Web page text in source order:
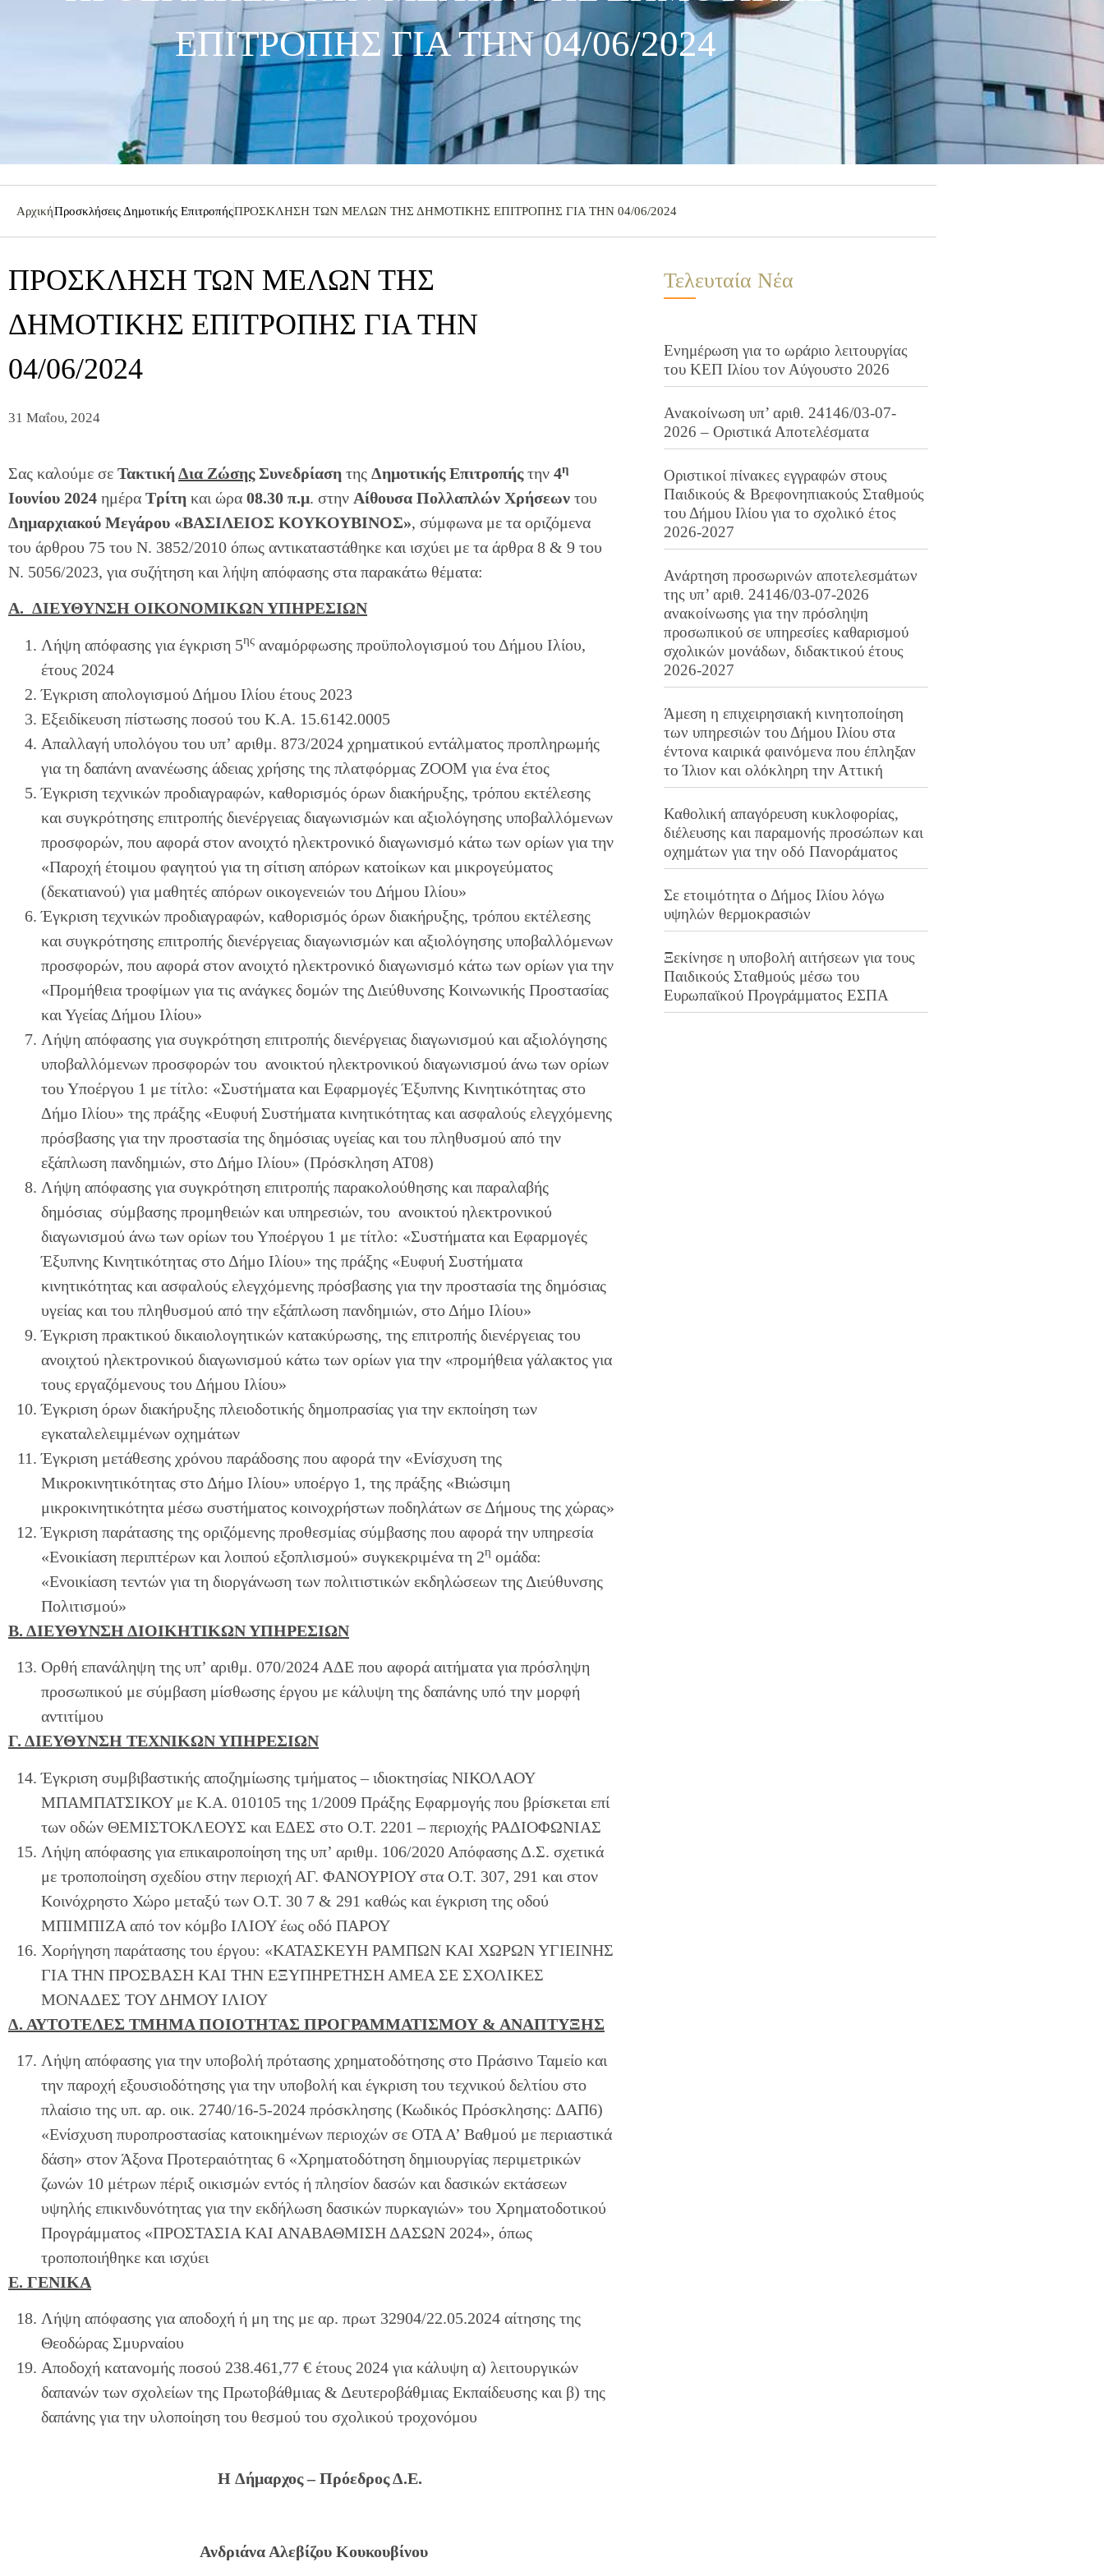
ΕΠΙΤΡΟΠΗΣ ΓΙΑ ΤΗΝ 04/06/2024
ΑρχικήΠροσκλήσεις Δημοτικής ΕπιτροπήςΠΡΟΣΚΛΗΣΗ ΤΩΝ ΜΕΛΩΝ ΤΗΣ ΔΗΜΟΤΙΚΗΣ ΕΠΙΤΡΟΠΗΣ ΓΙΑ ΤΗΝ 04/06/2024
ΠΡΟΣΚΛΗΣΗ ΤΩΝ ΜΕΛΩΝ ΤΗΣ
ΔΗΜΟΤΙΚΗΣ ΕΠΙΤΡΟΠΗΣ ΓΙΑ ΤΗΝ
04/06/2024
31 Μαΐου, 2024
Σας καλούμε σε ΤακτικήΔια ΖώσηςΣυνεδρίαση της Δημοτικής Επιτροπήςτην 4η
Ιουνίου 2024 ημέρα Τρίτη και ώρα 08.30 π.μ. στην Αίθουσα Πολλαπλών Χρήσεων του
Δημαρχιακού Μεγάρου «ΒΑΣΙΛΕΙΟΣ ΚΟΥΚΟΥΒΙΝΟΣ», σύμφωνα με τα οριζόμενα
του άρθρου 75 του Ν. 3852/2010 όπως αντικαταστάθηκε και ισχύει με τα άρθρα 8 & 9 του
Ν. 5056/2023, για συζήτηση και λήψη απόφασης στα παρακάτω θέματα:
Α. ΔΙΕΥΘΥΝΣΗ ΟΙΚΟΝΟΜΙΚΩΝ ΥΠΗΡΕΣΙΩΝ
Λήψη απόφασης για έγκριση 5ης αναμόρφωσης προϋπολογισμού του Δήμου Ιλίου,
έτους 2024
Έγκριση απολογισμού Δήμου Ιλίου έτους 2023
Εξειδίκευση πίστωσης ποσού του Κ.Α. 15.6142.0005
Απαλλαγή υπολόγου του υπ’ αριθμ. 873/2024 χρηματικού εντάλματος προπληρωμής
για τη δαπάνη ανανέωσης άδειας χρήσης της πλατφόρμας ΖΟΟΜ για ένα έτος
Έγκριση τεχνικών προδιαγραφών, καθορισμός όρων διακήρυξης, τρόπου εκτέλεσης
και συγκρότησης επιτροπής διενέργειας διαγωνισμών και αξιολόγησης υποβαλλόμενων
προσφορών, που αφορά στον ανοιχτό ηλεκτρονικό διαγωνισμό κάτω των ορίων για την
«Παροχή έτοιμου φαγητού για τη σίτιση απόρων κατοίκων και μικρογεύματος
(δεκατιανού) για μαθητές απόρων οικογενειών του Δήμου Ιλίου»
Έγκριση τεχνικών προδιαγραφών, καθορισμός όρων διακήρυξης, τρόπου εκτέλεσης
και συγκρότησης επιτροπής διενέργειας διαγωνισμών και αξιολόγησης υποβαλλόμενων
προσφορών, που αφορά στον ανοιχτό ηλεκτρονικό διαγωνισμό κάτω των ορίων για την
«Προμήθεια τροφίμων για τις ανάγκες δομών της Διεύθυνσης Κοινωνικής Προστασίας
και Υγείας Δήμου Ιλίου»
Λήψη απόφασης για συγκρότηση επιτροπής διενέργειας διαγωνισμού και αξιολόγησης
υποβαλλόμενων προσφορών του ανοικτού ηλεκτρονικού διαγωνισμού άνω των ορίων
του Υποέργου 1 με τίτλο: «Συστήματα και Εφαρμογές Έξυπνης Κινητικότητας στο
Δήμο Ιλίου» της πράξης «Ευφυή Συστήματα κινητικότητας και ασφαλούς ελεγχόμενης
πρόσβασης για την προστασία της δημόσιας υγείας και του πληθυσμού από την
εξάπλωση πανδημιών, στο Δήμο Ιλίου» (Πρόσκληση ΑΤ08)
Λήψη απόφασης για συγκρότηση επιτροπής παρακολούθησης και παραλαβής
δημόσιας σύμβασης προμηθειών και υπηρεσιών, του ανοικτού ηλεκτρονικού
διαγωνισμού άνω των ορίων του Υποέργου 1 με τίτλο: «Συστήματα και Εφαρμογές
Έξυπνης Κινητικότητας στο Δήμο Ιλίου» της πράξης «Ευφυή Συστήματα
κινητικότητας και ασφαλούς ελεγχόμενης πρόσβασης για την προστασία της δημόσιας
υγείας και του πληθυσμού από την εξάπλωση πανδημιών, στο Δήμο Ιλίου»
Έγκριση πρακτικού δικαιολογητικών κατακύρωσης, της επιτροπής διενέργειας του
ανοιχτού ηλεκτρονικού διαγωνισμού κάτω των ορίων για την «προμήθεια γάλακτος για
τους εργαζόμενους του Δήμου Ιλίου»
Έγκριση όρων διακήρυξης πλειοδοτικής δημοπρασίας για την εκποίηση των
εγκαταλελειμμένων οχημάτων
Έγκριση μετάθεσης χρόνου παράδοσης που αφορά την «Ενίσχυση της
Μικροκινητικότητας στο Δήμο Ιλίου» υποέργο 1, της πράξης «Βιώσιμη
μικροκινητικότητα μέσω συστήματος κοινοχρήστων ποδηλάτων σε Δήμους της χώρας»
Έγκριση παράτασης της οριζόμενης προθεσμίας σύμβασης που αφορά την υπηρεσία
«Ενοικίαση περιπτέρων και λοιπού εξοπλισμού» συγκεκριμένα τη 2η ομάδα:
«Ενοικίαση τεντών για τη διοργάνωση των πολιτιστικών εκδηλώσεων της Διεύθυνσης
Πολιτισμού»
Β. ΔΙΕΥΘΥΝΣΗ ΔΙΟΙΚΗΤΙΚΩΝ ΥΠΗΡΕΣΙΩΝ
Ορθή επανάληψη της υπ’ αριθμ. 070/2024 ΑΔΕ που αφορά αιτήματα για πρόσληψη
προσωπικού με σύμβαση μίσθωσης έργου με κάλυψη της δαπάνης υπό την μορφή
αντιτίμου
Γ. ΔΙΕΥΘΥΝΣΗ ΤΕΧΝΙΚΩΝ ΥΠΗΡΕΣΙΩΝ
Έγκριση συμβιβαστικής αποζημίωσης τμήματος – ιδιοκτησίας ΝΙΚΟΛΑΟΥ
ΜΠΑΜΠΑΤΣΙΚΟΥ με Κ.Α. 010105 της 1/2009 Πράξης Εφαρμογής που βρίσκεται επί
των οδών ΘΕΜΙΣΤΟΚΛΕΟΥΣ και ΕΔΕΣ στο Ο.Τ. 2201 – περιοχής ΡΑΔΙΟΦΩΝΙΑΣ
Λήψη απόφασης για επικαιροποίηση της υπ’ αριθμ. 106/2020 Απόφασης Δ.Σ. σχετικά
με τροποποίηση σχεδίου στην περιοχή ΑΓ. ΦΑΝΟΥΡΙΟΥ στα Ο.Τ. 307, 291 και στον
Κοινόχρηστο Χώρο μεταξύ των Ο.Τ. 30 7 & 291 καθώς και έγκριση της οδού
ΜΠΙΜΠΙΖΑ από τον κόμβο ΙΛΙΟΥ έως οδό ΠΑΡΟΥ
Χορήγηση παράτασης του έργου: «ΚΑΤΑΣΚΕΥΗ ΡΑΜΠΩΝ ΚΑΙ ΧΩΡΩΝ ΥΓΙΕΙΝΗΣ
ΓΙΑ ΤΗΝ ΠΡΟΣΒΑΣΗ ΚΑΙ ΤΗΝ ΕΞΥΠΗΡΕΤΗΣΗ ΑΜΕΑ ΣΕ ΣΧΟΛΙΚΕΣ
ΜΟΝΑΔΕΣ ΤΟΥ ΔΗΜΟΥ ΙΛΙΟΥ
Δ. ΑΥΤΟΤΕΛΕΣ ΤΜΗΜΑ ΠΟΙΟΤΗΤΑΣ ΠΡΟΓΡΑΜΜΑΤΙΣΜΟΥ & ΑΝΑΠΤΥΞΗΣ
Λήψη απόφασης για την υποβολή πρότασης χρηματοδότησης στο Πράσινο Ταμείο και
την παροχή εξουσιοδότησης για την υποβολή και έγκριση του τεχνικού δελτίου στο
πλαίσιο της υπ. αρ. οικ. 2740/16-5-2024 πρόσκλησης (Κωδικός Πρόσκλησης: ΔΑΠ6)
«Ενίσχυση πυροπροστασίας κατοικημένων περιοχών σε ΟΤΑ Α’ Βαθμού με περιαστικά
δάση» στον Άξονα Προτεραιότητας 6 «Χρηματοδότηση δημιουργίας περιμετρικών
ζωνών 10 μέτρων πέριξ οικισμών εντός ή πλησίον δασών και δασικών εκτάσεων
υψηλής επικινδυνότητας για την εκδήλωση δασικών πυρκαγιών» του Χρηματοδοτικού
Προγράμματος «ΠΡΟΣΤΑΣΙΑ ΚΑΙ ΑΝΑΒΑΘΜΙΣΗ ΔΑΣΩΝ 2024», όπως
τροποποιήθηκε και ισχύει
Ε. ΓΕΝΙΚΑ
Λήψη απόφασης για αποδοχή ή μη της με αρ. πρωτ 32904/22.05.2024 αίτησης της
Θεοδώρας Σμυρναίου
Αποδοχή κατανομής ποσού 238.461,77 € έτους 2024 για κάλυψη α) λειτουργικών
δαπανών των σχολείων της Πρωτοβάθμιας & Δευτεροβάθμιας Εκπαίδευσης και β) της
δαπάνης για την υλοποίηση του θεσμού του σχολικού τροχονόμου
HΔήμαρχος – Πρόεδρος Δ.Ε.
Ανδριάνα Αλεβίζου Κουκουβίνου
Τελευταία Νέα
Ενημέρωση για το ωράριο λειτουργίας
του ΚΕΠ Ιλίου τον Αύγουστο 2026
Ανακοίνωση υπ’ αριθ. 24146/03-07-
2026 – Οριστικά Αποτελέσματα
Οριστικοί πίνακες εγγραφών στους
Παιδικούς & Βρεφονηπιακούς Σταθμούς
του Δήμου Ιλίου για το σχολικό έτος
2026-2027
Ανάρτηση προσωρινών αποτελεσμάτων
της υπ’ αριθ. 24146/03-07-2026
ανακοίνωσης για την πρόσληψη
προσωπικού σε υπηρεσίες καθαρισμού
σχολικών μονάδων, διδακτικού έτους
2026-2027
Άμεση η επιχειρησιακή κινητοποίηση
των υπηρεσιών του Δήμου Ιλίου στα
έντονα καιρικά φαινόμενα που έπληξαν
το Ίλιον και ολόκληρη την Αττική
Καθολική απαγόρευση κυκλοφορίας,
διέλευσης και παραμονής προσώπων και
οχημάτων για την οδό Πανοράματος
Σε ετοιμότητα ο Δήμος Ιλίου λόγω
υψηλών θερμοκρασιών
Ξεκίνησε η υποβολή αιτήσεων για τους
Παιδικούς Σταθμούς μέσω του
Ευρωπαϊκού Προγράμματος ΕΣΠΑ